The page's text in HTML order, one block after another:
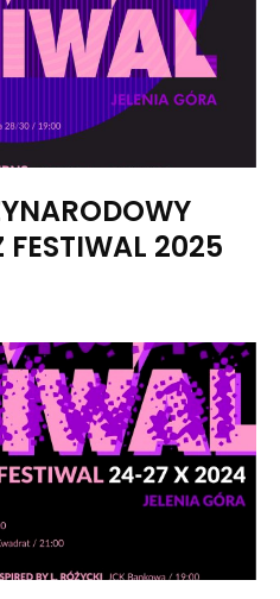
FESTIWAL 2025